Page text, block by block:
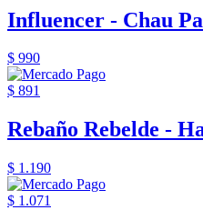
Influencer - Chau
$ 990
$ 891
Rebaño Rebelde -
$ 1.190
$ 1.071